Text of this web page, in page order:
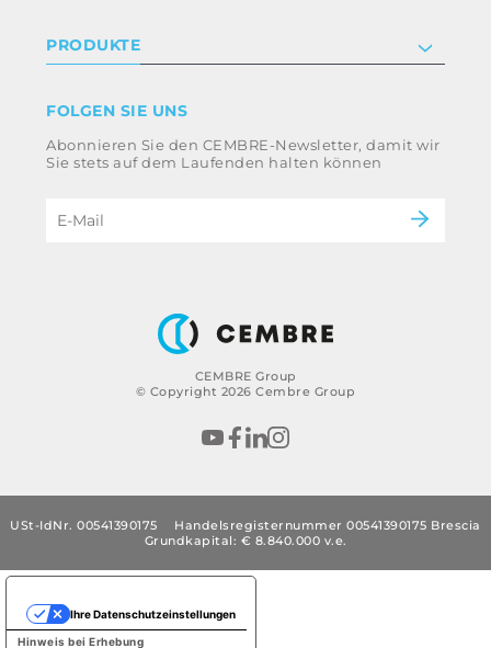
CEMBRE Group
© Copyright 2026 Cembre Group
Arbeite mit uns
Geschäftsbedingungen
Whistleblowing
Ethikkodex und Antikorruptionsrichtlinie der
Gruppe
PRODUKTE
Energie
B2B Disclaimer
FOLGEN SIE UNS
Abonnieren Sie den CEMBRE-Newsletter, damit wir
Sie stets auf dem Laufenden halten können
USt-IdNr. 00541390175
Handelsregisternummer 00541390175 Brescia
Grundkapital: € 8.840.000 v.e.
Hinweis bei Erhebung
Ihre Datenschutzeinstellungen